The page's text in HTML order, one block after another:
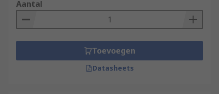
Aantal
Toevoegen
Datasheets